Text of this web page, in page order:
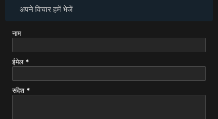
अपने विचार हमें भेजें
नाम
ईमेल *
संदेश *